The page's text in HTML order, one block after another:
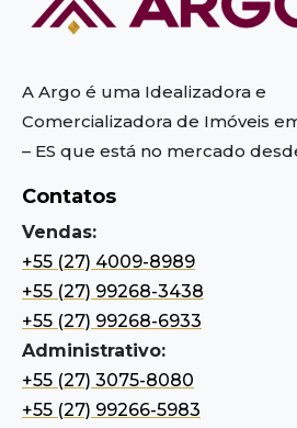
A Argo é uma Idealizadora e
Comercializadora de Imóveis
– ES que está no mercado
Contatos
Vendas:
+55 (27) 4009-8989
+55 (27) 99268-3438
+55 (27) 99268-6933
Administrativo:
+55 (27) 3075-8080
+55 (27) 99266-5983